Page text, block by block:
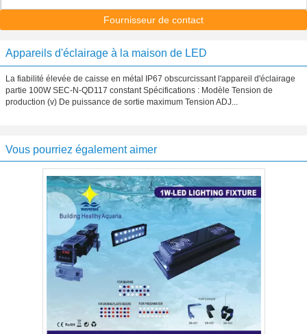
Fournisseur de contact
Appareils d'éclairage à la maison de LED
La fiabilité élevée de caisse en métal IP67 obscurcissant l'appareil d'éclairage
partie 100W SEC-N-QD117 constant Spécifications : Modèle Tension de
production (v) De puissance de sortie maximum Tension ADJ...
Vous pourriez également aimer